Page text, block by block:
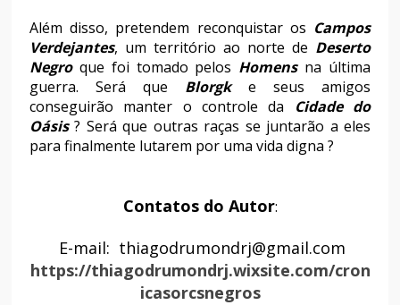
Além disso, pretendem reconquistar os Campos
Verdejantes, um território ao norte de Deserto
Negroque foi tomado pelos Homens na última
guerra. Será que Blorgk e seus amigos
conseguirão manter o controle da
Cidade do
Oásis? Será que outras raças se juntarão a eles
para finalmente lutarem por uma vida digna ?
Contatos do Autor:
E-mail: thiagodrumondrj@gmail.com
https://thiagodrumondrj.wixsite.com/cron
icasorcsnegros